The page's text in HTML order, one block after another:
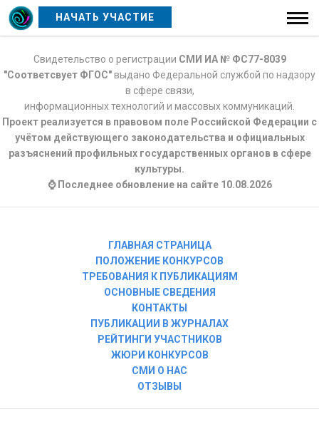
НАЧАТЬ УЧАСТИЕ
Свидетельство о регистрации СМИ ИА № ФС77-8039
"Соответсвует ФГОС"выдано Федеральной службой по надзору
в сфере связи,
информационных технологий и массовых коммуникаций.
Проект реализуется в правовом поле Российской Федерации с
учётом действующего законодательства и официальных
разъяснений профильных государственных органов в сфере
культуры.
⌚ Последнее обновление на сайте 10.08.2026
ГЛАВНАЯ СТРАНИЦА
ПОЛОЖЕНИЕ КОНКУРСОВ
ТРЕБОВАНИЯ К ПУБЛИКАЦИЯМ
ОСНОВНЫЕ СВЕДЕНИЯ
КОНТАКТЫ
ПУБЛИКАЦИИ В ЖУРНАЛАХ
РЕЙТИНГИ УЧАСТНИКОВ
ЖЮРИ КОНКУРСОВ
СМИ О НАС
ОТЗЫВЫ